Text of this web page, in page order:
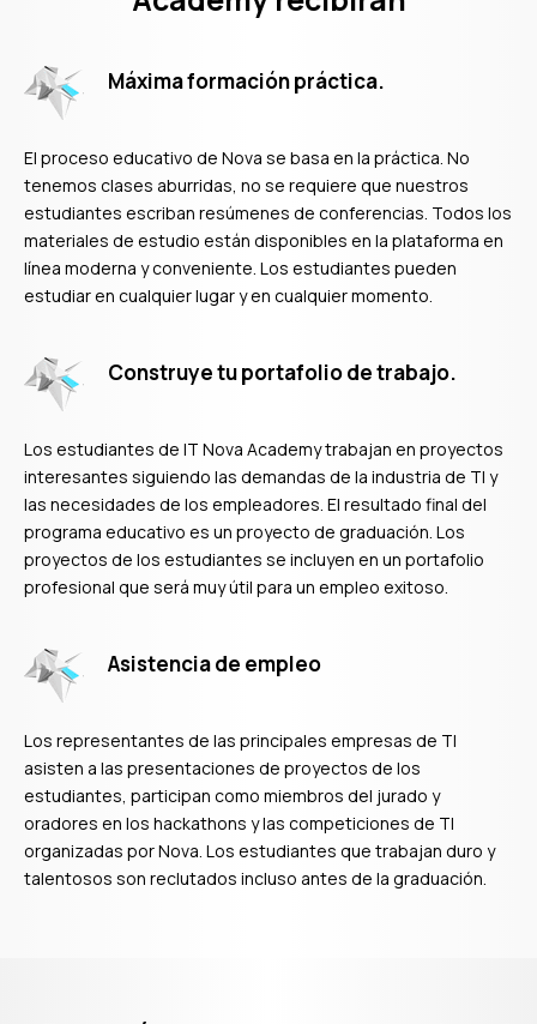
Máxima formación práctica.
El proceso educativo de Nova se basa en la práctica. No
tenemos clases aburridas, no se requiere que nuestros
estudiantes escriban resúmenes de conferencias. Todos los
materiales de estudio están disponibles en la plataforma en
línea moderna y conveniente. Los estudiantes pueden
estudiar en cualquier lugar y en cualquier momento.
Construye tu portafolio de trabajo.
Los estudiantes de IT Nova Academy trabajan en proyectos
interesantes siguiendo las demandas de la industria de TI y
las necesidades de los empleadores. El resultado final del
programa educativo es un proyecto de graduación. Los
proyectos de los estudiantes se incluyen en un portafolio
profesional que será muy útil para un empleo exitoso.
Asistencia de empleo
Los representantes de las principales empresas de TI
asisten a las presentaciones de proyectos de los
estudiantes, participan como miembros del jurado y
oradores en los hackathons y las competiciones de TI
organizadas por Nova. Los estudiantes que trabajan duro y
talentosos son reclutados incluso antes de la graduación.